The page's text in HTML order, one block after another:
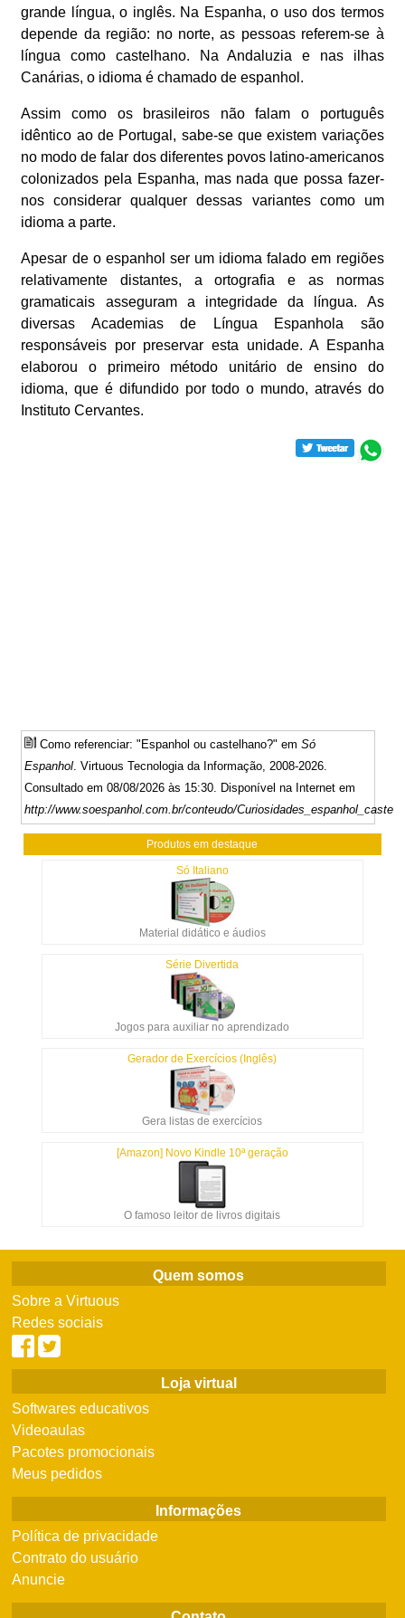
grande língua, o inglês. Na Espanha, o uso dos termos
depende da região: no norte, as pessoas referem-se à
língua como castelhano. Na Andaluzia e nas ilhas
Canárias, o idioma é chamado de espanhol.
Assim como os brasileiros não falam o português
idêntico ao de Portugal, sabe-se que existem variações
no modo de falar dos diferentes povos latino-americanos
colonizados pela Espanha, mas nada que possa fazer-
nos considerar qualquer dessas variantes como um
idioma a parte.
Apesar de o espanhol ser um idioma falado em regiões
relativamente distantes, a ortografia e as normas
gramaticais asseguram a integridade da língua. As
diversas Academias de Língua Espanhola são
responsáveis por preservar esta unidade. A Espanha
elaborou o primeiro método unitário de ensino do
idioma, que é difundido por todo o mundo, através do
Instituto Cervantes.
Como referenciar: "Espanhol ou castelhano?" emSó
Espanhol. Virtuous Tecnologia da Informação, 2008-2026.
Consultado em 08/08/2026 às 15:30. Disponível na Internet em
http://www.soespanhol.com.br/conteudo/
Produtos em destaque
Só Italiano
Material didático e áudios
Série Divertida
Jogos para auxiliar no aprendizado
Gerador de Exercícios (Inglês)
Gera listas de exercícios
[Amazon] Novo Kindle 10ª geração
O famoso leitor de livros digitais
Quem somos
Sobre a Virtuous
Redes sociais
Loja virtual
Softwares educativos
Videoaulas
Pacotes promocionais
Meus pedidos
Informações
Política de privacidade
Contrato do usuário
Anuncie